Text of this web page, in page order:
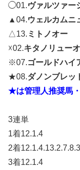
◯01.ヴァルツァー
▲04.ウェルカムニ
△13. ミトノオー
☓02.キタノリュー
※07.ゴールドハイ
★08.ダノンブレッ
★は管理人推奨馬
3連単
1着12.1.4
2着12.1.4.13.2.7.8.3
3着12.1.4